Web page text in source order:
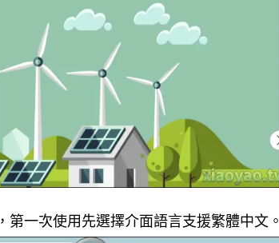
一次使用先選擇介面語言支援繁體中文。